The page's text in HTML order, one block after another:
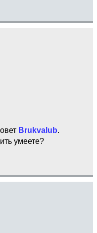
Brukvalub.
умеете?